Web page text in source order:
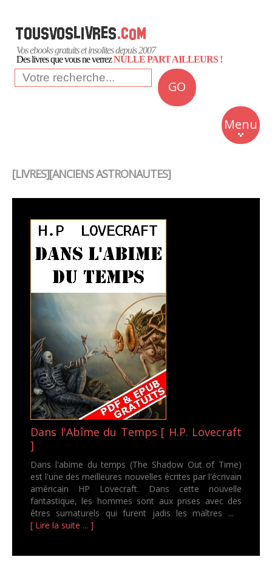
Vos ebooks gratuits et insolites depuis 2007
Des livres que vous ne verrezNULLE PART AILLEURS !
GO
Menu
Insolite
Business
[LIVRES][ANCIENS ASTRONAUTES]
Dans l'Abîme du Temps [ H.P. Lovecraft
]
Dans l'abime du temps (The Shadow Out of Time)
est l'une des meilleures nouvelles écrites par l'écrivain
américain HP Lovecraft. Dans cette nouvelle
fantastique, les hommes sont aux prises avec des
êtres surnaturels qui furent jadis les maîtres ...
[ Lire la suite ... ]